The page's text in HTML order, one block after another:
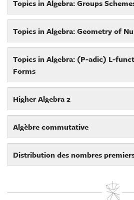
Topics in Algebra: Groups
Topics in Algebra: Geometry of
Topics in Algebra: (P-adic) L-
Forms
Higher Algebra 2
Algèbre commutative
Distribution des nombres